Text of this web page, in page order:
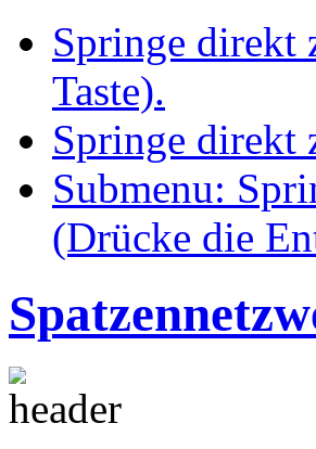
Springe direkt
Taste).
Springe direkt
Submenu:
(Drücke die